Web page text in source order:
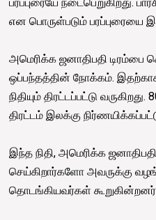
என பொருள்படும்
அமெரிக்க ஜனாதிபதி
ஒப்பந்தத்தின் நோக்கம். இதற்காக
நிதியும் திரட்டப்பட்டு
திரட்டம் இலக்கு
இந்த நிதி, அமெரிக்க
செய்கிறார்களோ அவருக்கு
தொடங்கியவர்கள்